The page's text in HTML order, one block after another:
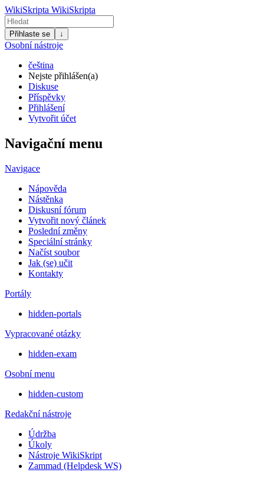
WikiSkripta WikiSkripta
Přihlaste se ↓
Osobní nástroje
čeština
Nejste přihlášen(a)
Diskuse
Příspěvky
Přihlášení
Vytvořit účet
Navigační menu
Navigace
Nápověda
Nástěnka
Diskusní fórum
Vytvořit nový článek
Poslední změny
Speciální stránky
Načíst soubor
Jak (se) učit
Kontakty
Portály
hidden-portals
Vypracované otázky
hidden-exam
Osobní menu
hidden-custom
Redakční nástroje
Údržba
Úkoly
Nástroje WikiSkript
Zammad (Helpdesk WS)